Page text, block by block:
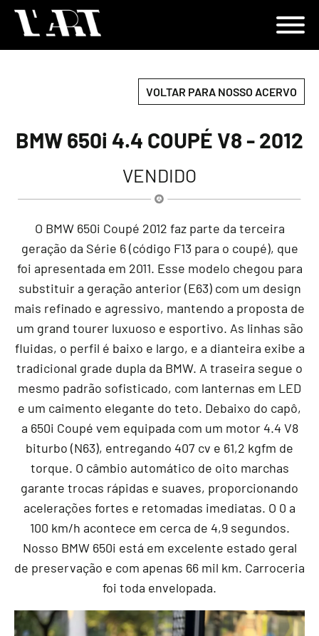
VOLTAR PARA NOSSO ACERVO
BMW 650i 4.4 COUPÉ V8 - 2012
VENDIDO
O BMW 650i Coupé 2012 faz parte da terceira
geração da Série 6 (código F13 para o coupé), que
foi apresentada em 2011. Esse modelo chegou para
substituir a geração anterior (E63) com um design
mais refinado e agressivo, mantendo a proposta de
um grand tourer luxuoso e esportivo. As linhas são
fluidas, o perfil é baixo e largo, e a dianteira exibe a
tradicional grade dupla da BMW. A traseira segue o
mesmo padrão sofisticado, com lanternas em LED
e um caimento elegante do teto. Debaixo do capô,
a 650i Coupé vem equipada com um motor 4.4 V8
biturbo (N63), entregando 407 cv e 61,2 kgfm de
torque. O câmbio automático de oito marchas
garante trocas rápidas e suaves, proporcionando
acelerações fortes e retomadas imediatas. O 0 a
100 km/h acontece em cerca de 4,9 segundos.
Nosso BMW 650i está em excelente estado geral
de preservação e com apenas 66 mil km. Carroceria
foi toda envelopada.